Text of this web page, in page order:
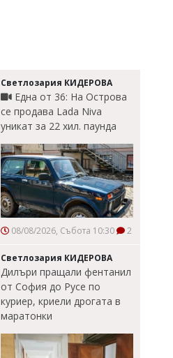
Светлозария КИДЕРОВА
Една от 36: На Острова
се продава Lada Niva
уникат за 22 хил. паунда
08/08/2026, Събота 10:30 2
Светлозария КИДЕРОВА
Дилъри пращали фентанил
от София до Русе по
куриер, криели дрогата в
маратонки